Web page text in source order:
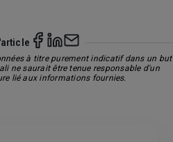
à titre purement indicatif dans un but
ne saurait être tenue responsable d'un
lié aux informations fournies.